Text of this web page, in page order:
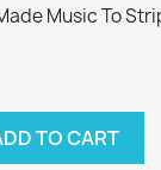
Music To
TO CART